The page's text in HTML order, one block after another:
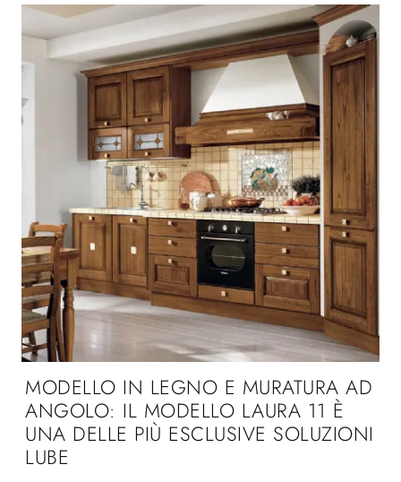
MODELLO IN LEGNO E MURATURA AD
ANGOLO: IL MODELLO LAURA 11 È
UNA DELLE PIÙ ESCLUSIVE SOLUZIONI
LUBE